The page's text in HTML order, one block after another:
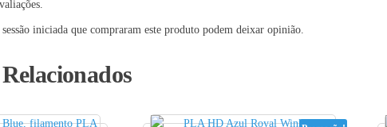
iniciada que compraram este produto podem deixar opinião.